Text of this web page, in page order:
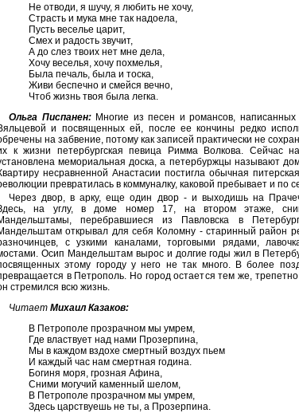
Не отводи, я шучу, я любить не хочу,
Страсть и мука мне так надоела,
Пусть веселье царит,
Смех и радость звучит,
А до слез твоих нет мне дела,
Хочу веселья, хочу похмелья,
Была печаль, была и тоска,
Живи беспечно и смейся вечно,
Чтоб жизнь твоя была легка.
Ольга Писпанен:Многие из песен и романсов, написанных
и посвященных ей, после ее кончины редко
на забвение, потому как записей практически не
к жизни петербургская певица Римма Волкова. Сейчас
мемориальная доска, а петербуржцы называют дом
несравненной Анастасии постигла обычная
превратилась в коммуналку, каковой пребывает и по
Через двор, в арку, еще один двор - и выходишь на
на углу, в доме номер 17, на втором этаже,
перебравшиеся из Павловска в
открывал для себя Коломну - старинный район
с узкими каналами, торговыми рядами,
Осип Мандельштам вырос и долгие годы жил в
этому городу у него не так много. В более
в Петрополь. Но город остается тем же,
стремился всю жизнь.
Читает Михаил Казаков:
В Петрополе прозрачном мы умрем,
Где властвует над нами Прозерпина,
Мы в каждом вздохе смертный воздух пьем
И каждый час нам смертная година.
Богиня моря, грозная Афина,
Сними могучий каменный шелом,
В Петрополе прозрачном мы умрем,
Здесь царствуешь не ты, а Прозерпина.